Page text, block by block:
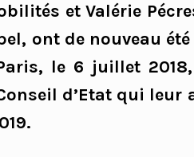
et Valérie
ont de nouveau
le 6 juillet
d’Etat qui leur